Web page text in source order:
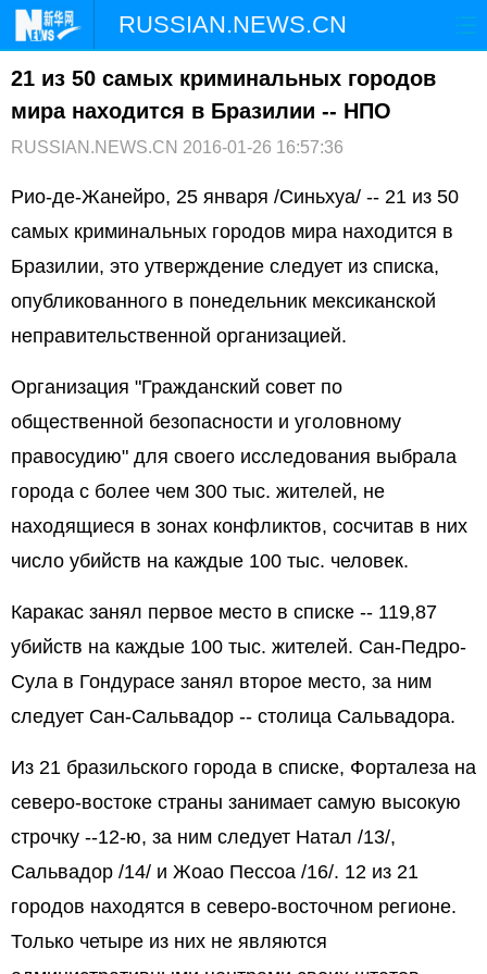
RUSSIAN.NEWS.CN
ГЛАВНАЯ КИТАЙ РФ И СНГ
НАУКА ПРИРОДА КУЛЬТУРА
СПОРТ ЗДОРОВЬЕ ФОТОЛЕНТЫ
СПЕЦТЕМЫ
21 из 50 самых криминальных городов
мира находится в Бразилии -- НПО
RUSSIAN.NEWS.CN 2016-01-26 16:57:36
Рио-де-Жанейро, 25 января /Синьхуа/ -- 21 из 50
самых криминальных городов мира находится в
Бразилии, это утверждение следует из списка,
опубликованного в понедельник мексиканской
неправительственной организацией.
Организация "Гражданский совет по
общественной безопасности и уголовному
правосудию" для своего исследования выбрала
города с более чем 300 тыс. жителей, не
находящиеся в зонах конфликтов, сосчитав в них
число убийств на каждые 100 тыс. человек.
Каракас занял первое место в списке -- 119,87
убийств на каждые 100 тыс. жителей. Сан-Педро-
Сула в Гондурасе занял второе место, за ним
следует Сан-Сальвадор -- столица Сальвадора.
Из 21 бразильского города в списке, Форталеза на
северо-востоке страны занимает самую высокую
строчку --12-ю, за ним следует Натал /13/,
Сальвадор /14/ и Жоао Пессоа /16/. 12 из 21
городов находятся в северо-восточном регионе.
Только четыре из них не являются